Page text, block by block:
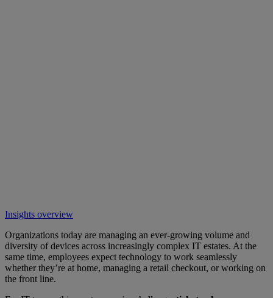
Insights overview
Organizations today are managing an ever-growing volume and
diversity of devices across increasingly complex IT estates. At the
same time, employees expect technology to work seamlessly
whether they’re at home, managing a retail checkout, or working on
the front line.